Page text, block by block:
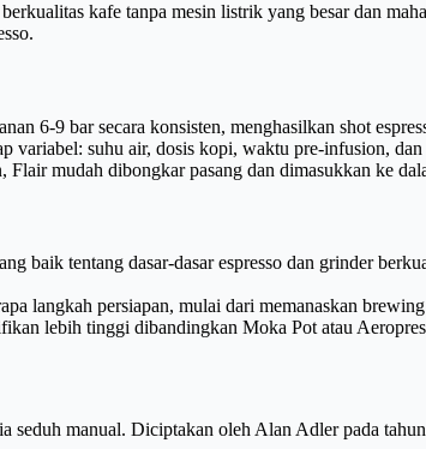
kafe tanpa mesin listrik yang besar dan
6-9 bar secara konsisten, menghasilkan shot
variabel: suhu air, dosis kopi, waktu pre-infusion,
Flair mudah dibongkar pasang dan dimasukkan ke
baik tentang dasar-dasar espresso dan grinder
langkah persiapan, mulai dari memanaskan
lebih tinggi dibandingkan Moka Pot atau
seduh manual. Diciptakan oleh Alan Adler pada